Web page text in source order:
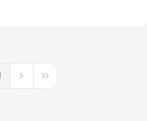
PageNext PageLast Page